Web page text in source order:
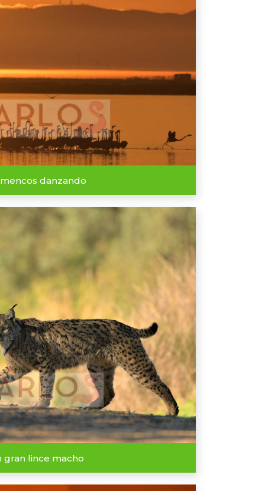
danzando
gran lince macho